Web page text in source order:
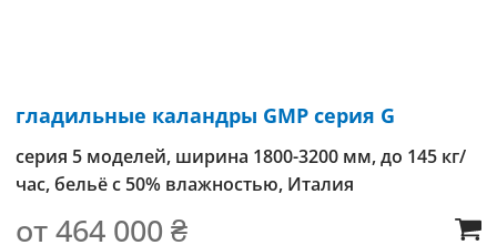
гладильные каландры GMP серия G
серия 5 моделей, ширина 1800-3200 мм, до 145 кг/
час, бельё с 50% влажностью, Италия
от464 000 ₴